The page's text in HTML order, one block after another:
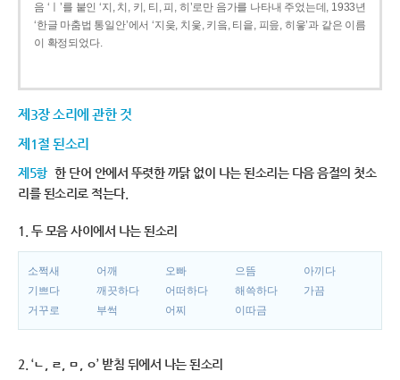
음 ‘ㅣ’를 붙인 ‘지, 치, 키, 티, 피, 히’로만 음가를 나타내 주었는데, 1933년
‘한글 마춤법 통일안’에서 ‘지읒, 치읓, 키읔, 티읕, 피읖, 히읗’과 같은 이름
이 확정되었다.
제3장 소리에 관한 것
제1절 된소리
제5항 한 단어 안에서 뚜렷한 까닭 없이 나는 된소리는 다음 음절의 첫소
리를 된소리로 적는다.
1. 두 모음 사이에서 나는 된소리
소쩍새 어깨 오빠 으뜸
아끼다
기쁘다
깨끗하다 어떠하다 해쓱하다
가끔
거꾸로
부썩 어찌 이따금
2. ‘ㄴ, ㄹ, ㅁ, ㅇ’ 받침 뒤에서 나는 된소리